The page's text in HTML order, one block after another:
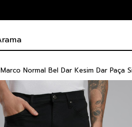
Marco Normal Bel Dar Kesim Dar Paça